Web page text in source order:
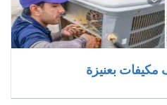
بعنيزة